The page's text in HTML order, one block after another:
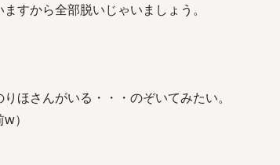
すから全部脱いじゃいましょう。
ほさんがいる・・・のぞいてみたい。
）